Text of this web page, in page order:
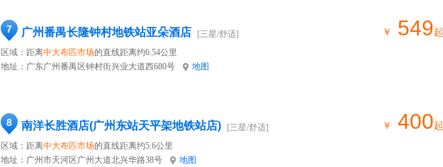
7 广州番禺长隆钟村地铁站亚朵酒店
[三星/舒适]
区域：距离中大布匹市场的直线距离约6.54公里
地址： 广东广州番禺区钟村街兴业大道西680号 地图
￥ 549起
8 南洋长胜酒店(广州东站天平架地铁站店)
[三星/舒适]
区域：距离中大布匹市场的直线距离约5.6公里
地址： 广州市天河区广州大道北兴华路38号 地图
￥ 400起